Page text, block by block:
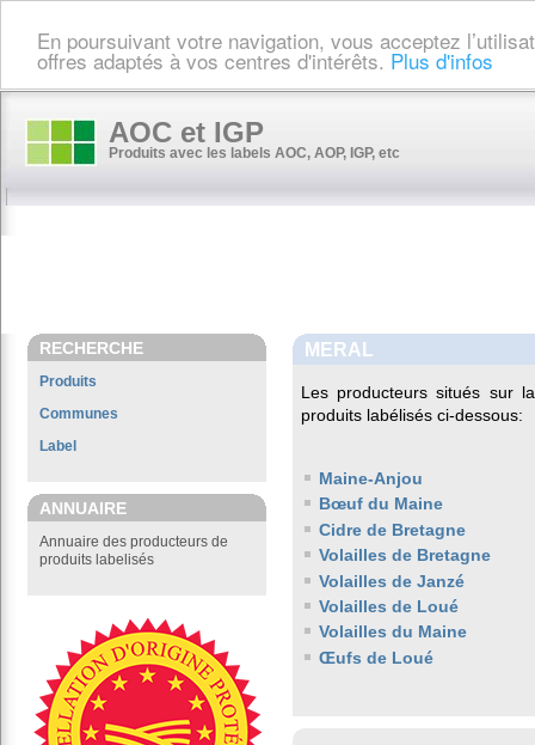
En poursuivant votre navigation, vous acceptez
offres adaptés à vos centres d'intérêts. Plus d'infos
AOC et IGP
Produits avec les labels AOC, AOP, IGP, etc
RECHERCHE
Produits
Communes
Label
ANNUAIRE
Annuaire des producteurs de
produits labelisés
MERAL
Les producteurs situés sur
produits labélisés ci-dessous:
Maine-Anjou
Bœuf du Maine
Cidre de Bretagne
Volailles de Bretagne
Volailles de Janzé
Volailles de Loué
Volailles du Maine
Œufs de Loué